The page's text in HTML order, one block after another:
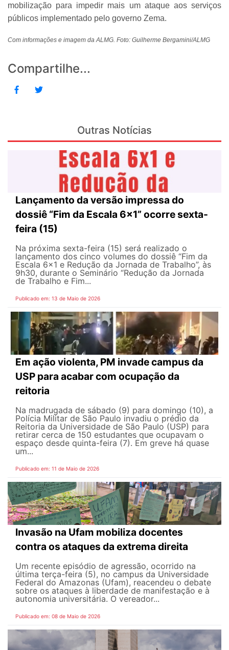
mobilização para impedir mais um ataque aos serviços
públicos implementado pelo governo Zema.
Com informações e imagem da ALMG. Foto: Guilherme Bergamini/ALMG
Compartilhe...
Outras Notícias
Lançamento da versão impressa do
dossiê “Fim da Escala 6×1” ocorre sexta-
feira (15)
Na próxima sexta-feira (15) será realizado o
lançamento dos cinco volumes do dossiê “Fim da
Escala 6×1 e Redução da Jornada de Trabalho”, às
9h30, durante o Seminário “Redução da Jornada
de Trabalho e Fim...
Publicado em: 13 de Maio de 2026
Em ação violenta, PM invade campus da
USP para acabar com ocupação da
reitoria
Na madrugada de sábado (9) para domingo (10), a
Polícia Militar de São Paulo invadiu o prédio da
Reitoria da Universidade de São Paulo (USP) para
retirar cerca de 150 estudantes que ocupavam o
espaço desde quinta-feira (7). Em greve há quase
um...
Publicado em: 11 de Maio de 2026
Invasão na Ufam mobiliza docentes
contra os ataques da extrema direita
Um recente episódio de agressão, ocorrido na
última terça-feira (5), no campus da Universidade
Federal do Amazonas (Ufam), reacendeu o debate
sobre os ataques à liberdade de manifestação e à
autonomia universitária. O vereador...
Publicado em: 08 de Maio de 2026